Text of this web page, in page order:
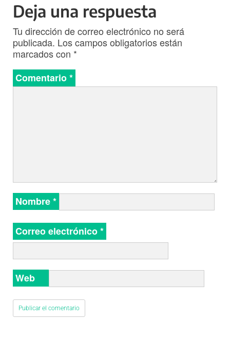
Deja una respuesta
Tu dirección de correo electrónico no será
publicada. Los campos obligatorios están
marcados con *
Comentario*
Nombre*
Correo electrónico*
Web